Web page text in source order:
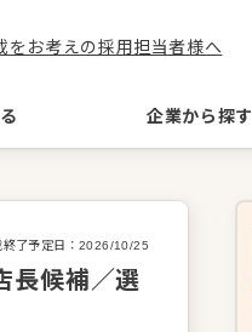
をお考えの採用担当者様へ
企業から探す
終了予定日： 2026/10/25
長候補／選